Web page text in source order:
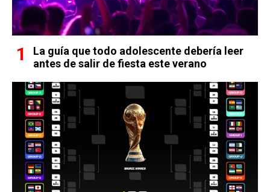
La guía que todo adolescente debería leer
antes de salir de fiesta este verano